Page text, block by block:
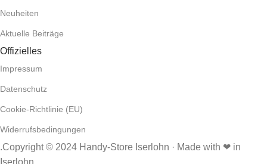
Neuheiten
Aktuelle Beiträge
Offizielles
Impressum
Datenschutz
Cookie-Richtlinie (EU)
Widerrufsbedingungen
.Copyright © 2024 Handy-Store Iserlohn · Made with ❤ in
Iserlohn